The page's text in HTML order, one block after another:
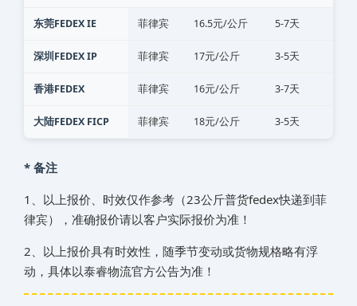
东莞FEDEX IE ‌‌‌菲律宾 16.5元/公斤 5-7天
深圳FEDEX IP ‌‌‌菲律宾 17元/公斤 3-5天
香港FEDEX ‌‌‌菲律宾 16元/公斤 3-7天
大陆FEDEX FICP ‌‌‌菲律宾 18元/公斤 3-5天
* 备注
1、以上报价、时效仅作参考（23公斤普货fedex快递到‌‌‌菲
律宾），准确报价请以客户实际报价为准！
2、以上报价具有时效性，随季节变动或货物规格略有浮
动，具体以泰睿物流官方公告为准！